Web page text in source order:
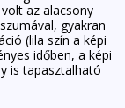
az alacsony
gyakran
(lila szín a képi
időben, a képi
is tapasztalható